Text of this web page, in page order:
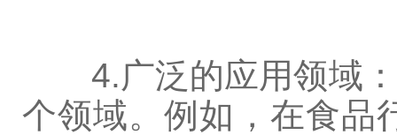
4.广泛的应用领域：
个领域。例如，在食品